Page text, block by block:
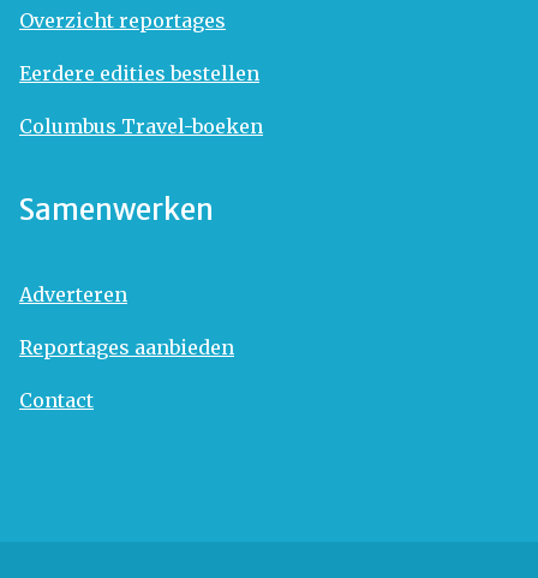
Overzicht reportages
Eerdere edities bestellen
Columbus Travel-boeken
Samenwerken
Adverteren
Reportages aanbieden
Contact